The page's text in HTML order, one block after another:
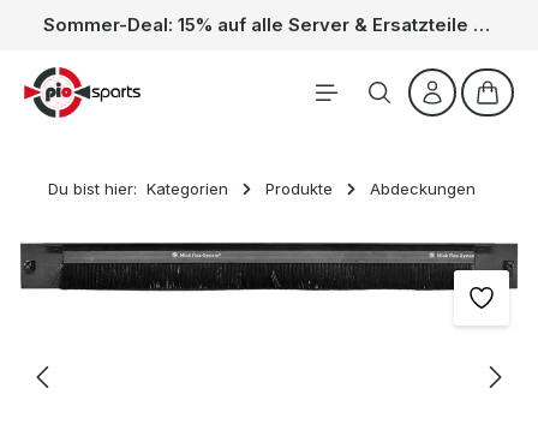
Zum Hauptinhalt springen Sommer-Deal: 15% auf alle Server & Ersatzteile – Kein Code nötig, der Rabatt wird automatisch im Warenkorb abgezogen. Gültig vom 01.06. bis 31.08.
Du bist hier: Kategorien Produkte Abdeckungen
Bildergalerie überspringen